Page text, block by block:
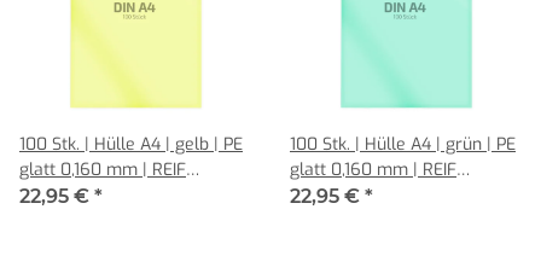
100 Stk. | Hülle A4 | gelb | PE
glatt 0,160 mm | REIF
Hamburg
22,95 € *
100 Stk. | Hülle A4 | grün | PE
glatt 0,160 mm | REIF
Hamburg
22,95 € *